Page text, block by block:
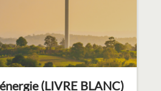
(LIVRE BLANC)